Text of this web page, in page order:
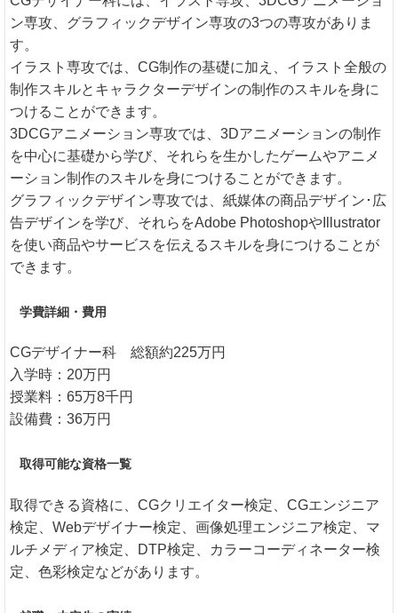
ン専攻、グラフィックデザイン専攻の3つの専攻がありま
す。
イラスト専攻では、CG制作の基礎に加え、イラスト全般の
制作スキルとキャラクターデザインの制作のスキルを身に
つけることができます。
3DCGアニメーション専攻では、3Dアニメーションの制作
を中心に基礎から学び、それらを生かしたゲームやアニメ
ーション制作のスキルを身につけることができます。
グラフィックデザイン専攻では、紙媒体の商品デザイン･広
告デザインを学び、それらをAdobe PhotoshopやIllustrator
を使い商品やサービスを伝えるスキルを身につけることが
できます。
学費詳細・費用
CGデザイナー科 総額約225万円
入学時：20万円
授業料：65万8千円
設備費：36万円
取得可能な資格一覧
取得できる資格に、CGクリエイター検定、CGエンジニア
検定、Webデザイナー検定、画像処理エンジニア検定、マ
ルチメディア検定、DTP検定、カラーコーディネーター検
定、色彩検定などがあります。